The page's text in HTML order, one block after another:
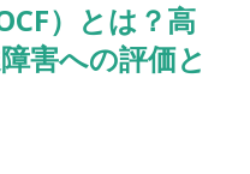
を理解して、すべてをす
う手応えはありました
はいくつかの操作が必要
下位検査にもこの仮説が
）とは？高
害への評価と